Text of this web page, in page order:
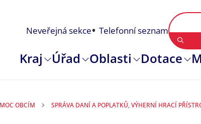
Neveřejná sekce Telefonní seznam
Kraj Úřad Oblasti Dotace
OBCÍM SPRÁVA DANÍ A POPLATKŮ, VÝHERNÍ HRACÍ